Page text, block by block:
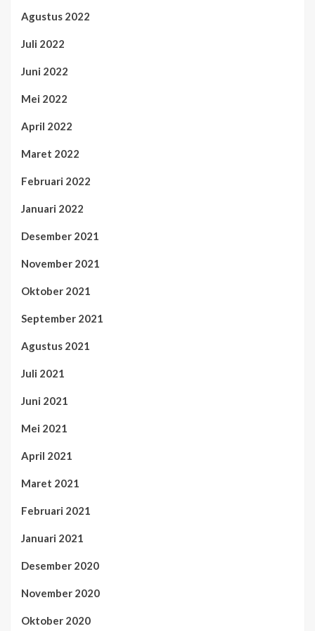
Agustus 2022
Juli 2022
Juni 2022
Mei 2022
April 2022
Maret 2022
Februari 2022
Januari 2022
Desember 2021
November 2021
Oktober 2021
September 2021
Agustus 2021
Juli 2021
Juni 2021
Mei 2021
April 2021
Maret 2021
Februari 2021
Januari 2021
Desember 2020
November 2020
Oktober 2020